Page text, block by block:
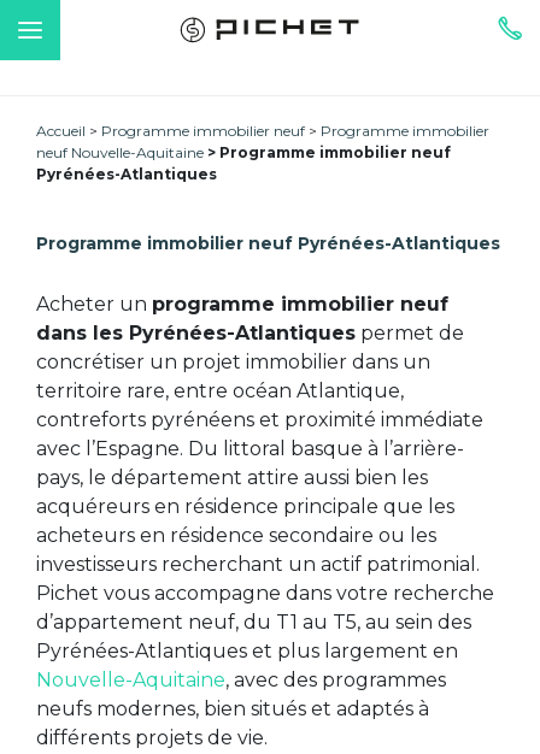
Accueil Programme immobilier neuf
Programme immobilier
neuf Nouvelle-Aquitaine
Programme immobilier neuf
Pyrénées-Atlantiques
Programme immobilier neuf Pyrénées-Atlantiques
Acheter un programme immobilier neuf
dans les Pyrénées-Atlantiques permet de
concrétiser un projet immobilier dans un
territoire rare, entre océan Atlantique,
contreforts pyrénéens et proximité immédiate
avec l’Espagne. Du littoral basque à l’arrière-
pays, le département attire aussi bien les
acquéreurs en résidence principale que les
acheteurs en résidence secondaire ou les
investisseurs recherchant un actif patrimonial.
Pichet vous accompagne dans votre recherche
d’appartement neuf, du T1 au T5, au sein des
Pyrénées-Atlantiques et plus largement en
Nouvelle-Aquitaine, avec des programmes
neufs modernes, bien situés et adaptés à
différents projets de vie.